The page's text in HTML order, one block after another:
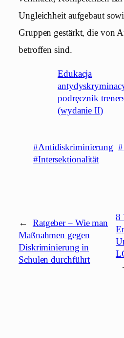
Ungleichheit aufgebaut
Gruppen gestärkt, die von
betroffen sind.
Edukacja
podręcznik
(wydanie II)
#Antidiskriminierung
#Intersektionalität
←
Ratgeber – Wie man
Maßnahmen gegen
Diskriminierung in
Schulen durchführt
8